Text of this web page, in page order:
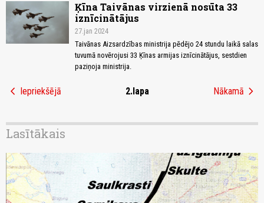
Ķīna Taivānas virzienā nosūta 33
iznīcinātājus
27.jan 2024
Taivānas Aizsardzības ministrija pēdējo 24 stundu laikā salas
tuvumā novērojusi 33 Ķīnas armijas iznīcinātājus, sestdien
paziņoja ministrija.
chevron_left Iepriekšējā 2.lapa Nākamā chevron_right
Lasītākais